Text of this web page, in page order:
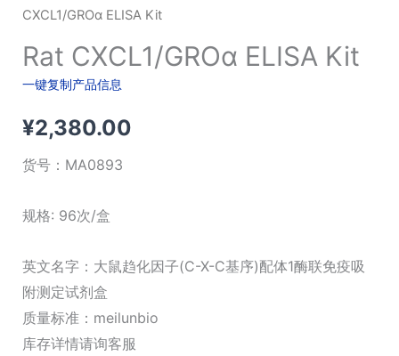
CXCL1/GROα ELISA Kit
Rat CXCL1/GROα ELISA Kit
一键复制产品信息
¥2,380.00
货号： MA0893
规格: 96次/盒
英文名字：大鼠趋化因子(C-X-C基序)配体1酶联免疫吸
附测定试剂盒
质量标准：meilunbio
库存详情请询客服